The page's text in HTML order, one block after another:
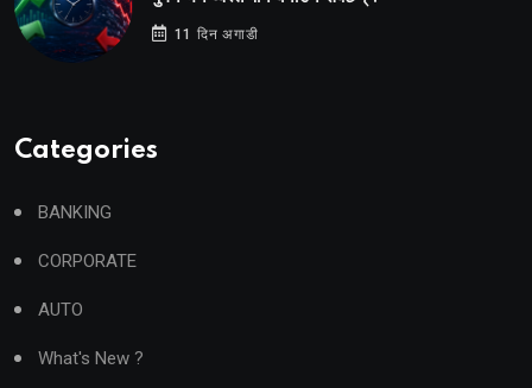
11 दिन अगाडी
Categories
BANKING
CORPORATE
AUTO
What's New ?